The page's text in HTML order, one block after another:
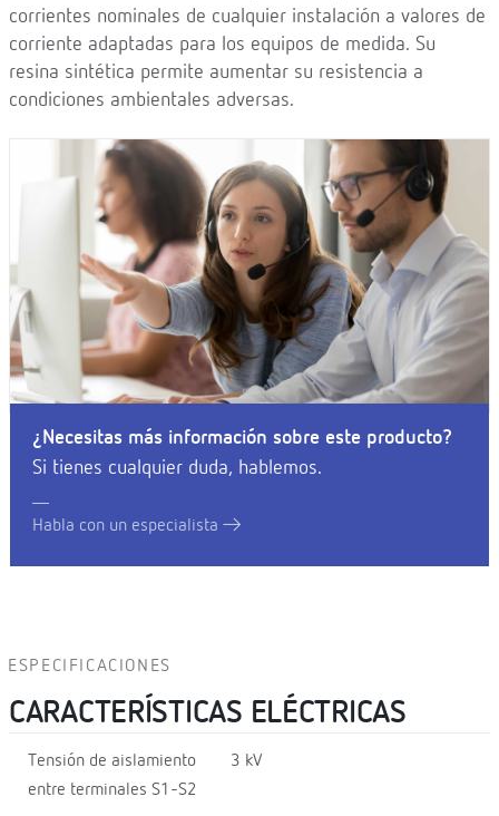
corrientes nominales de cualquier instalación a valores de
corriente adaptadas para los equipos de medida. Su
resina sintética permite aumentar su resistencia a
condiciones ambientales adversas.
¿Necesitas más información sobre este producto?
Si tienes cualquier duda, hablemos.
Habla con un especialista
ESPECIFICACIONES
CARACTERÍSTICAS ELÉCTRICAS
Tensión de aislamiento
entre terminales S1-S2
3 kV